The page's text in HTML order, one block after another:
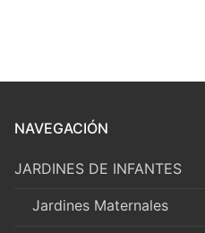
NAVEGACIÓN
JARDINES DE INFANTES
Jardines Maternales